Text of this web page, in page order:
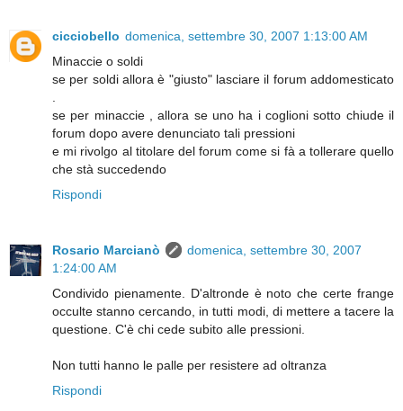
cicciobello domenica, settembre 30, 2007 1:13:00 AM
Minaccie o soldi
se per soldi allora è "giusto" lasciare il forum addomesticato
se per minaccie , allora se uno ha i coglioni sotto chiude il
forum dopo avere denunciato tali pressioni
e mi rivolgo al titolare del forum come si fà a tollerare quello
che stà succedendo
Rispondi
Rosario Marcianò
domenica, settembre 30, 2007
1:24:00 AM
Condivido pienamente. D'altronde è noto che certe frange
occulte stanno cercando, in tutti modi, di mettere a tacere la
questione. C'è chi cede subito alle pressioni.
Non tutti hanno le palle per resistere ad oltranza
Rispondi